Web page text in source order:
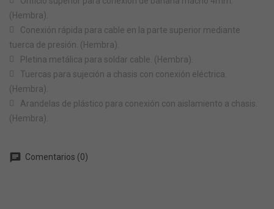
(Hembra).
Conexión rápida para cable en la parte superior mediante
tuerca de presión. (Hembra).
Pletina metálica para soldar cable. (Hembra).
Tuercas para sujeción a chasis con conexión eléctrica.
(Hembra).
Arandelas de plástico para conexión con aislamiento a chasis.
(Hembra).
chat Comentarios (0)